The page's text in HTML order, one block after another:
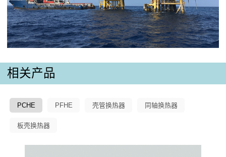
相关产品
PCHE PFHE 壳管换热器 同轴换热器
板壳换热器